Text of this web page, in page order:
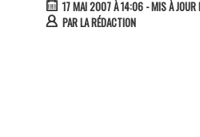
17 MAI 2007 À 14:06- MIS À JOUR
PARLA RÉDACTION